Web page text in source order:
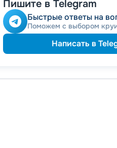
Пишите в Telegram
Быстрые ответы на
Поможем с выбором
Написать в